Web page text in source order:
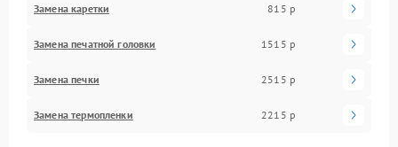
Замена каретки 815 р
Замена печатной головки 1515 р
Замена печки 2515 р
Замена термопленки 2215 р